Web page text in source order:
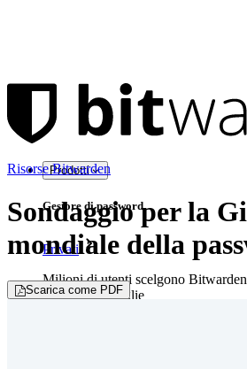
Prodotti
Gestore di password
Privati
Milioni di utenti scelgono Bitwarden
le proprie famiglie
Risorse Bitwarden
Sondaggio per la
mondiale della
Scarica come PDF